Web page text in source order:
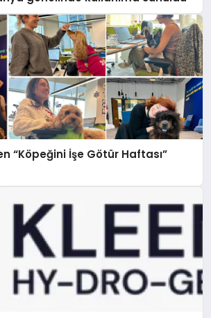
“Köpeğini İşe Götür Haftası”